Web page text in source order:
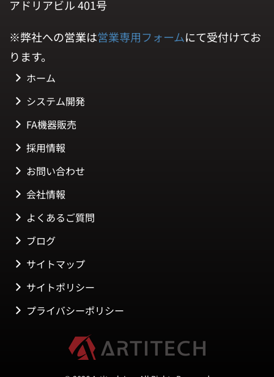
アドリアビル 401号
※弊社への営業は営業専用フォームにて受付けてお
ります。
ホーム
システム開発
FA機器販売
採用情報
お問い合わせ
会社情報
よくあるご質問
ブログ
サイトマップ
サイトポリシー
プライバシーポリシー